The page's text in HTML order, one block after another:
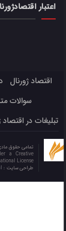
اعتبار
اقتصاد ژورنال
سوالات
تبلیغات در اقتصاد
تمامی حقوق
a Creative
License ©️
طراحی سایت :